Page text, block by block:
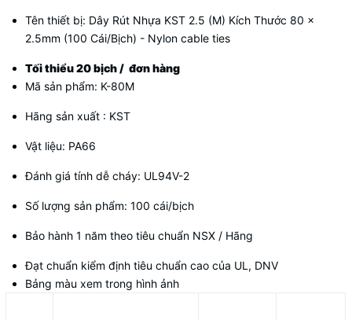
Tên thiết bị: Dây Rút Nhựa KST 2.5 (M) Kích Thước 80 x
2.5mm (100 Cái/Bịch) - Nylon cable ties
Tối thiểu 20 bịch / đơn hàng
Mã sản phẩm: K-80M
Hãng sản xuất : KST
Vật liệu: PA66
Đánh giá tính dễ cháy: UL94V-2
Số lượng sản phẩm: 100 cái/bịch
Bảo hành 1 năm theo tiêu chuẩn NSX / Hãng
Đạt chuẩn kiểm định tiêu chuẩn cao của UL, DNV
Bảng màu xem trong hình ảnh